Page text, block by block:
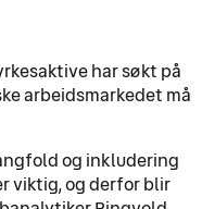
har søkt på
arbeidsmarkedet må
og inkludering
viktig, og derfor blir